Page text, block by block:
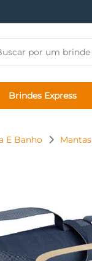
presente
Brindes Express
E Banho Mantas